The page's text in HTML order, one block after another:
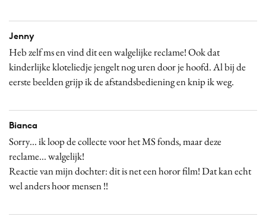
Jenny
Heb zelf ms en vind dit een walgelijke reclame! Ook dat
kinderlijke kloteliedje jengelt nog uren door je hoofd. Al bij de
eerste beelden grijp ik de afstandsbediening en knip ik weg.
Bianca
Sorry... ik loop de collecte voor het MS fonds, maar deze
reclame... walgelijk!
Reactie van mijn dochter: dit is net een horor film! Dat kan echt
wel anders hoor mensen !!